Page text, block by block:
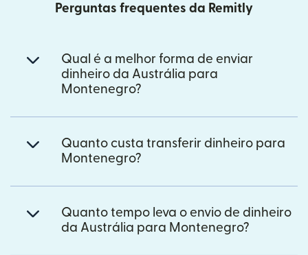
Perguntas frequentes da Remitly
Qual é a melhor forma de enviar
dinheiro da Austrália para
Montenegro?
Quanto custa transferir dinheiro para
Montenegro?
Quanto tempo leva o envio de dinheiro
da Austrália para Montenegro?